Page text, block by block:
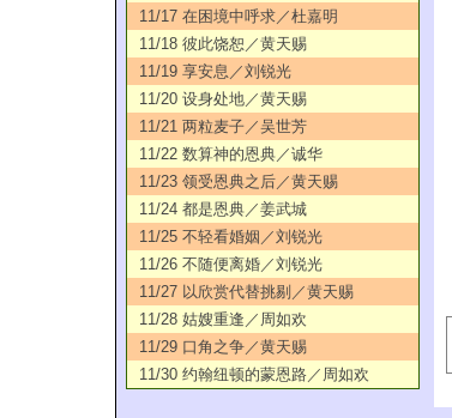
11/17 在困境中呼求／杜嘉明
11/18 彼此饶恕／黄天赐
11/19 享安息／刘锐光
11/20 设身处地／黄天赐
11/21 两粒麦子／吴世芳
11/22 数算神的恩典／诚华
11/23 领受恩典之后／黄天赐
11/24 都是恩典／姜武城
11/25 不轻看婚姻／刘锐光
11/26 不随便离婚／刘锐光
11/27 以欣赏代替挑剔／黄天赐
11/28 姑嫂重逢／周如欢
11/29 口角之争／黄天赐
11/30 约翰纽顿的蒙恩路／周如欢